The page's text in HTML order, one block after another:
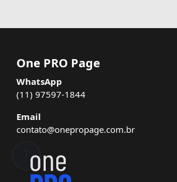
One PRO Page
WhatsApp
(11) 97597-1844
Email
contato@onepropage.com.br